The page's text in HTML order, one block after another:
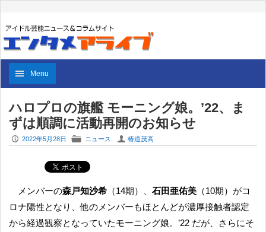
Menu
ハロプロの旗艦 モーニング娘。’22、ま
ずは順調に活動再開のお知らせ
P 2022年5月28日 F ニュース U 椿道茂高
メンバーの森戸知沙希 （14期）、石田亜佑美 （10期）がコ
ロナ陽性となり、他のメンバーもほとんどが濃厚接触者認定
から経過観察となっていたモーニング娘。’22 だが、さらにそ